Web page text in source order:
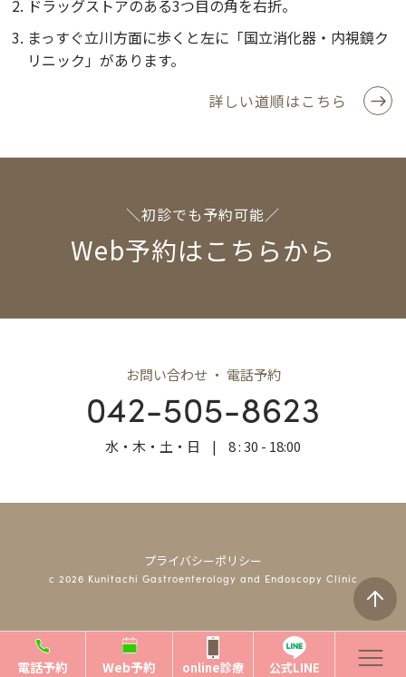
ドラッグストアのある3つ目の角を右折。
まっすぐ立川方面に歩くと左に「国立消化器・内視鏡ク
リニック」があります。
詳しい道順はこちら
＼初診でも予約可能／
Web予約はこちらから
お問い合わせ ・ 電話予約
042-505-8623
水・木・土・日 | 8 : 30 - 18:00
プライバシーポリシー
c 2026 Kunitachi Gastroenterology and Endoscopy Clinic
電話予約 Web予約 online診療 公式LINE